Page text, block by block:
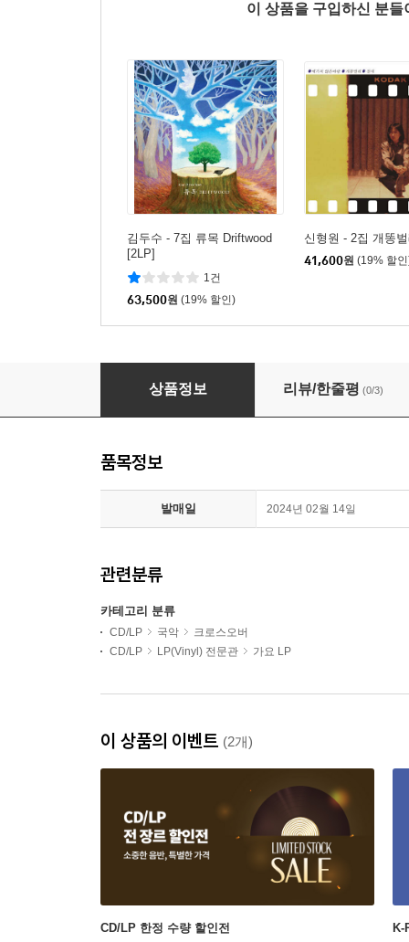
이 상품을 구입하신 분
김두수 - 7집 류목 Driftwood
[2LP]
1건
63,500원 (19% 할인)
신형원 - 2집 개똥
41,600원 (19% 할
이희문 / 까데호 - 강남오아시스 [2LP]
상품정보 리뷰/한줄평 (0/3)
품목정보
발매일 2024년 02월 14일
관련분류
카테고리 분류
CD/LP 국악
크로스오버
CD/LP
LP(Vinyl) 전문관 가요 LP
이 상품의 이벤트 (2개)
CD/LP 한정 수량 할인전 K-